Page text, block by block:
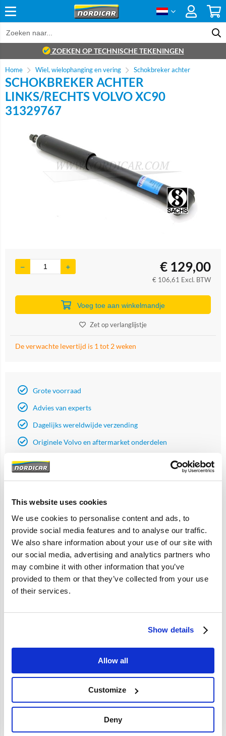
This website uses cookies
We use cookies to personalise content and ads, to
provide social media features and to analyse our traffic.
We also share information about your use of our site with
our social media, advertising and analytics partners who
may combine it with other information that you’ve
provided to them or that they’ve collected from your use
of their services.
Show details
Allow all
Customize
Deny
ZOEKEN OP TECHNISCHE TEKENINGEN
Home Wiel, wielophanging en vering Schokbreker achter
SCHOKBREKER ACHTER
LINKS/RECHTS VOLVO XC90
31329767
Brand
€ 129,00
€ 106,61 Excl. BTW
Voeg toe aan winkelmandje
Zet op verlanglijstje
De verwachte levertijd is 1 tot 2 weken
Grote voorraad
Advies van experts
Dagelijks wereldwijde verzending
Originele Volvo en aftermarket onderdelen
Specificaties
Merk KYB